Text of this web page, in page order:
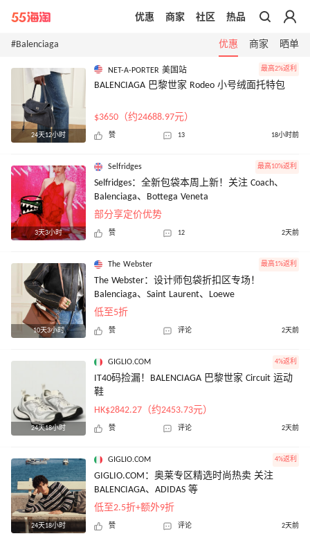
带你去官网买正品
优惠 商家 社区 热品
#Balenciaga 优惠 商家 晒单
24天12小时
NET-A-PORTER 美国站 最高2%返利
BALENCIAGA 巴黎世家 Rodeo 小号绒面托特包
$3650（约24688.97元）
赞 13 18小时前
3天3小时
Selfridges 最高10%返利
Selfridges：全新包袋本周上新！关注 Coach、
Balenciaga、Bottega Veneta
部分享定价优势
赞 12 2天前
10天3小时
The Webster 最高1%返利
The Webster：设计师包袋折扣区专场！
Balenciaga、Saint Laurent、Loewe
低至5折
赞 评论 2天前
24天18小时
GIGLIO.COM 4%返利
IT40码捡漏！BALENCIAGA 巴黎世家 Circuit 运动
鞋
HK$2842.27（约2453.73元）
赞 评论 2天前
24天18小时
GIGLIO.COM 4%返利
GIGLIO.COM：奥莱专区精选时尚热卖 关注
BALENCIAGA、ADIDAS 等
低至2.5折+额外9折
赞 评论 2天前